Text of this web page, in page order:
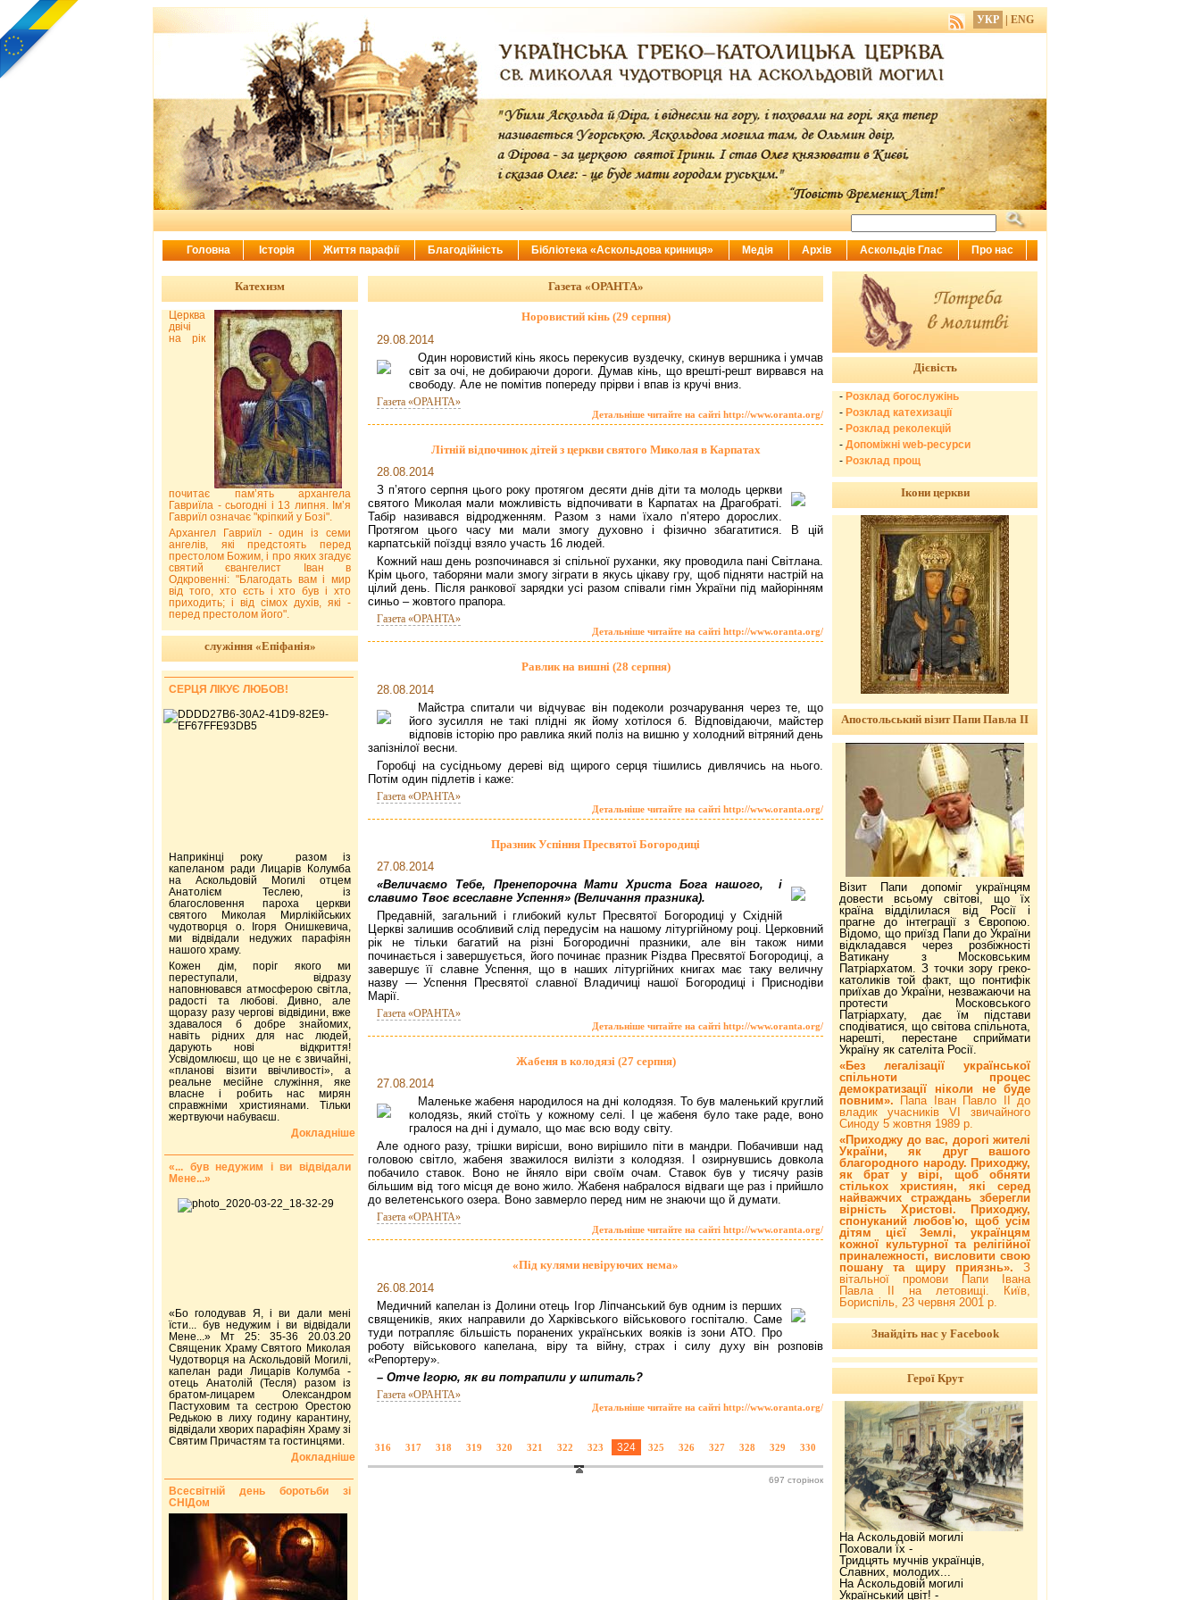
Газета «ОРАНТА»
Норовистий кінь (29 серпня)
29.08.2014
Один норовистий кінь якось перекусив вуздечку, скинув вершника і умчав
світ за очі, не добираючи дороги. Думав кінь, що врешті-решт вирвався на
свободу. Але не помітив попереду прірви і впав із кручі вниз.
Газета «ОРАНТА»
Детальніше читайте на сайті http://www.oranta.org/
Літній відпочинок дітей з церкви святого Миколая в Карпатах
28.08.2014
З п’ятого серпня цього року протягом десяти днів діти та молодь церкви
святого Миколая мали можливість відпочивати в Карпатах на Драгобраті.
Табір називався відродженням. Разом з нами їхало п’ятеро дорослих.
Протягом цього часу ми мали змогу духовно і фізично збагатитися. В цій
карпатській поїздці взяло участь 16 людей.
Кожний наш день розпочинався зі спільної руханки, яку проводила пані Світлана.
Крім цього, таборяни мали змогу зіграти в якусь цікаву гру, щоб підняти настрій на
цілий день. Після ранкової зарядки усі разом співали гімн України під майорінням
синьо – жовтого прапора.
Газета «ОРАНТА»
Детальніше читайте на сайті http://www.oranta.org/
Равлик на вишні (28 серпня)
28.08.2014
Майстра спитали чи відчуває він подеколи розчарування через те, що
його зусилля не такі плідні як йому хотілося б. Відповідаючи, майстер
відповів історію про равлика який поліз на вишню у холодний вітряний день
запізнілої весни.
Горобці на сусідньому дереві від щирого серця тішились дивлячись на нього.
Потім один підлетів і каже:
Газета «ОРАНТА»
Детальніше читайте на сайті http://www.oranta.org/
Празник Успіння Пресвятої Богородиці
27.08.2014
«Величаємо Тебе, Пренепорочна Мати Христа Бога нашого, і
славимо Твоє всеславне Успення» (Величання празника).
Предавній, загальний і глибокий культ Пресвятої Богородиці у Східній
Церкві залишив особливий слід передусім на нашому літур­гійному році. Церковний
рік не тільки багатий на різні Богородичні празники, але він також ними
починається і завершується, його починає празник Різдва Пресвятої Богородиці, а
завершує її славне Успення, що в наших літургійних книгах має таку величну
назву — Успення Пресвятої славної Владичиці нашої Богородиці і Присно­діви
Марії.
Газета «ОРАНТА»
Детальніше читайте на сайті http://www.oranta.org/
Жабеня в колодязі (27 серпня)
27.08.2014
Маленьке жабеня народилося на дні колодязя. То був маленький круглий
колодязь, який стоїть у кожному селі. І це жабеня було таке раде, воно
гралося на дні і думало, що має всю воду світу.
Але одного разу, трішки вирісши, воно вирішило піти в мандри. Побачивши над
головою світло, жабеня зважилося вилізти з колодязя. І озирнувшись довкола
побачило ставок. Воно не йняло віри своїм очам. Ставок був у тисячу разів
більшим від того місця де воно жило. Жабеня набралося відваги ще раз і прийшло
до велетенського озера. Воно завмерло перед ним не знаючи що й думати.
Газета «ОРАНТА»
Детальніше читайте на сайті http://www.oranta.org/
«Під кулями невіруючих нема»
26.08.2014
Медичний капелан із Долини отець Ігор Ліпчанський був одним із перших
священиків, яких направили до Харківського військового госпіталю. Саме
туди потрапляє більшість поранених українських вояків із зони АТО. Про
роботу військового капелана, віру та війну, страх і силу духу він розповів
«Репортеру».
– Отче Ігорю, як ви потрапили у шпиталь?
Газета «ОРАНТА»
Детальніше читайте на сайті http://www.oranta.org/
316 317 318 319 320 321 322 323 324 325 326 327 328 329 330
697 сторінок
Катехизм
Церква
двічі
на рік
почитає пам’ять архангела
Гавриїла - сьогодні і 13 липня. Ім’я
Гавриїл означає "кріпкий у Бозі".
Архангел Гавриїл - один із семи
ангелів, які предстоять перед
престолом Божим, і про яких згадує
святий євангелист Іван в
Одкровенні: "Благодать вам і мир
від того, хто єсть і хто був і хто
приходить; і від сімох духів, які -
перед престолом його".
служіння «Епіфанія»
СЕРЦЯ ЛІКУЄ ЛЮБОВ!
Наприкінці року разом із
капеланом ради Лицарів Колумба
на Аскольдовій Могилі отцем
Анатолієм Теслею, із
благословення пароха церкви
святого Миколая Мирлікійських
чудотворця о. Ігоря Онишкевича,
ми відвідали недужих парафіян
нашого храму.
Кожен дім, поріг якого ми
переступали, відразу
наповнювався атмосферою світла,
радості та любові. Дивно, але
щоразу разу чергові відвідини, вже
здавалося б добре знайомих,
навіть рідних для нас людей,
дарують нові відкриття!
Усвідомлюєш, що це не є звичайні,
«планові візити ввічливості», а
реальне месійне служіння, яке
власне і робить нас мирян
справжніми християнами. Тільки
жертвуючи набуваєш.
Докладніше
«... був недужим і ви відвідали
Мене...»
«Бо голодував Я, і ви дали мені
їсти... був недужим і ви відвідали
Мене...» Мт 25: 35-36 20.03.20
Священик Храму Святого Миколая
Чудотворця на Аскольдовій Могилі,
капелан ради Лицарів Колумба -
отець Анатолій (Тесля) разом із
братом-лицарем Олександром
Пастуховим та сестрою Орестою
Редькою в лиху годину карантину,
відвідали хворих парафіян Храму зі
Святим Причастям та гостинцями.
Докладніше
Всесвітній день боротьби зі
СНІДом
Дієвість
- Розклад богослужінь
- Розклад катехизації
- Розклад реколекцій
- Допоміжні web-ресурси
- Розклад прощ
Ікони церкви
Апостольський візит Папи Павла ІІ
Візит Папи допоміг українцям
довести всьому світові, що їх
країна відділилася від Росії і
прагне до інтеграції з Європою.
Відомо, що приїзд Папи до України
відкладався через розбіжності
Ватикану з Московським
Патріархатом. З точки зору греко-
католиків той факт, що понтифік
приїхав до України, незважаючи на
протести Московського
Патріархату, дає їм підстави
сподіватися, що світова спільнота,
нарешті, перестане сприймати
Україну як сателіта Росії.
«Без легалізації української
спільноти процес
демократизації ніколи не буде
повним».
Папа Іван Павло ІІ до
владик учасників VI звичайного
Синоду 5 жовтня 1989 р.
«Приходжу до вас, дорогі жителі
України, як друг вашого
благородного народу. Приходжу,
як брат у вірі, щоб обняти
стількох християн, які серед
найважчих страждань зберегли
вірність Христові. Приходжу,
спонуканий любов'ю, щоб усім
дітям цієї Землі, українцям
кожної культурної та релігійної
приналежності, висловити свою
пошану та щиру приязнь». З
вітальної промови Папи Івана
Павла ІІ на летовищі. Київ,
Бориспіль, 23 червня 2001 р.
Знайдіть нас у Facebook
Герої Крут
На Аскольдовій могилі
Поховали їх -
Тридцять мучнів українців,
Славних, молодих...
На Аскольдовій могилі
Український цвіт! -
УКР ENG
Головна Історія Життя парафії Благодійність Бібліотека «Аскольдова криниця» Медія Архів Аскольдів Глас Про нас